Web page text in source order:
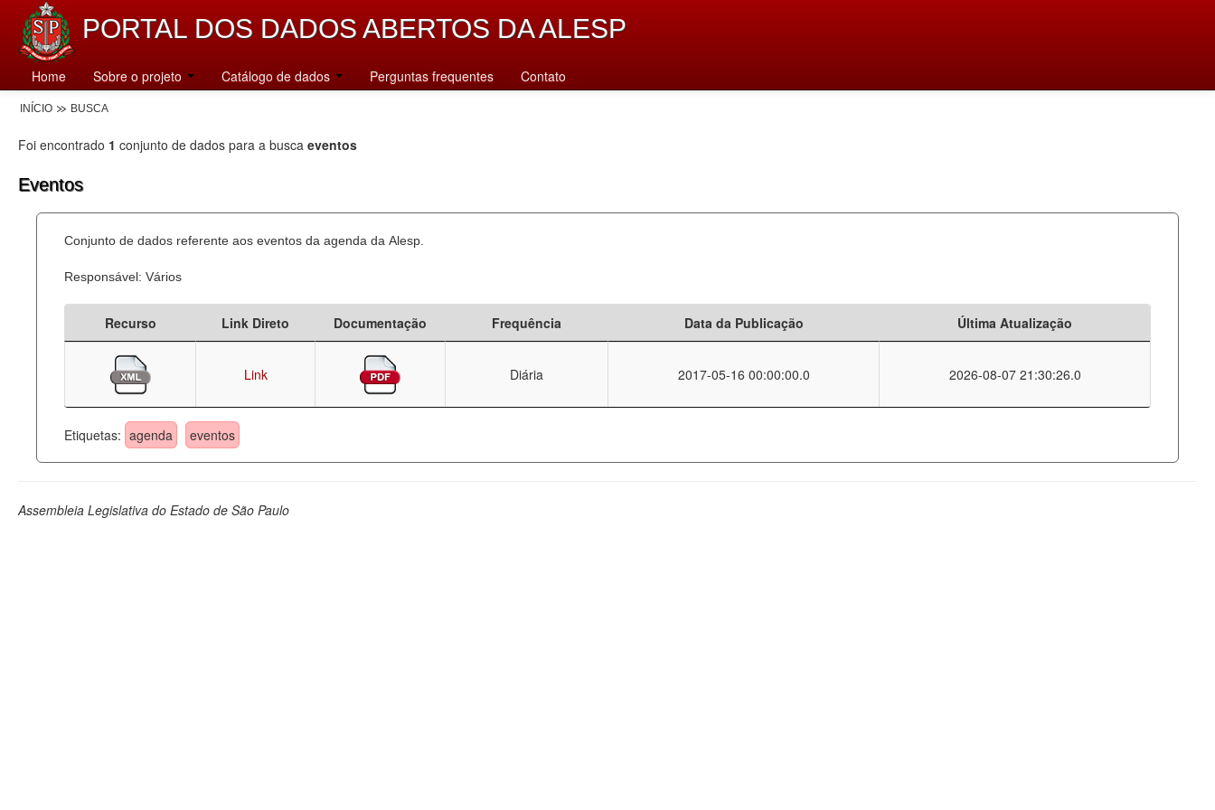
PORTAL DOS DADOS ABERTOS DA ALESP
Home Sobre o projeto Catálogo de dados Perguntas frequentes Contato
INÍCIO BUSCA
Foi encontrado 1 conjunto de dados para a busca eventos
Eventos
Conjunto de dados referente aos eventos da agenda da Alesp.
Responsável: Vários
Recurso Link Direto Documentação Frequência Data da Publicação Última Atualização
Link Diária 2017-05-16 00:00:00.0 2026-08-07 21:30:26.0
Etiquetas: agenda eventos
Assembleia Legislativa do Estado de São Paulo